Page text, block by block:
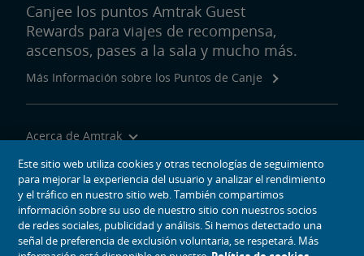
Canjee los puntos Amtrak Guest
Rewards para viajes de recompensa,
ascensos, pases a la sala y mucho más.
Más Información sobre los Puntos de Canje
Acerca de Amtrak
Viajar con Nosotros
Herramientas del Sitio
Este sitio web utiliza cookies y otras tecnologías de seguimiento
para mejorar la experiencia del usuario y analizar el rendimiento
y el tráfico en nuestro sitio web. También compartimos
información sobre su uso de nuestro sitio con nuestros socios
de redes sociales, publicidad y análisis. Si hemos detectado una
señal de preferencia de exclusión voluntaria, se respetará. Más